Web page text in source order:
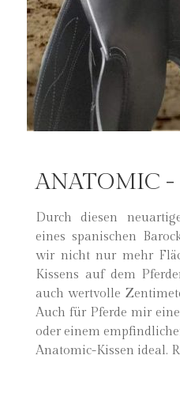
ANATOMIC -
Durch diesen
eines spanischen
wir nicht nur mehr
Kissens auf dem
auch wertvolle
Auch für Pferde mir
oder einem
Anatomic-Kissen ideal.